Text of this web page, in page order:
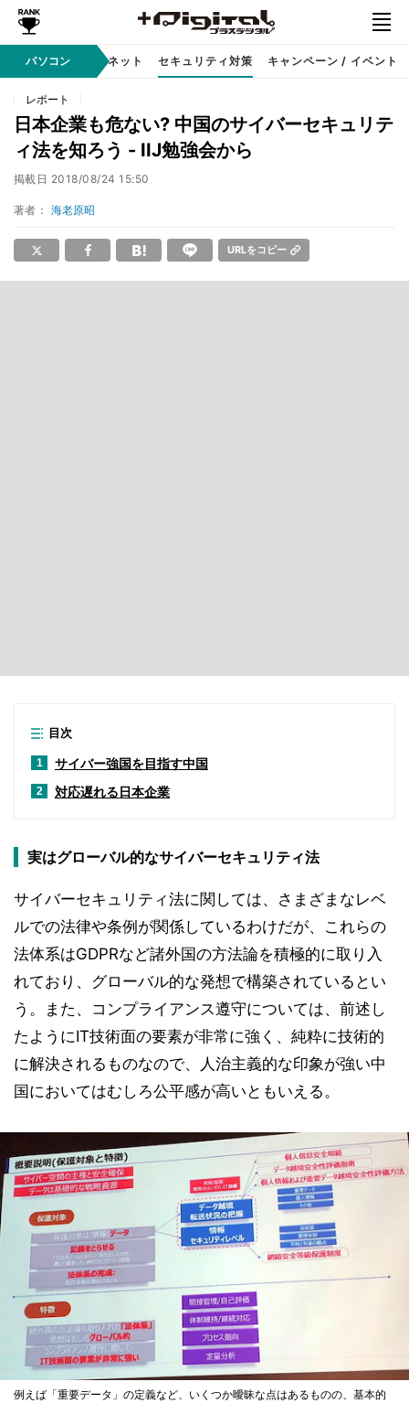
パソコン
ソフト インターネット セキュリティ対策 キャンペーン / イベント
レポート
日本企業も危ない? 中国のサイバーセキュリテ
ィ法を知ろう - IIJ勉強会から
掲載日 2018/08/24 15:50
著者： 海老原昭
URLをコピー
目次
1 サイバー強国を目指す中国
2 対応遅れる日本企業
実はグローバル的なサイバーセキュリティ法
サイバーセキュリティ法に関しては、さまざまなレベ
ルでの法律や条例が関係しているわけだが、これらの
法体系はGDPRなど諸外国の方法論を積極的に取り入
れており、グローバル的な発想で構築されているとい
う。また、コンプライアンス遵守については、前述し
たようにIT技術面の要素が非常に強く、純粋に技術的
に解決されるものなので、人治主義的な印象が強い中
国においてはむしろ公平感が高いともいえる。
例えば「重要データ」の定義など、いくつか曖昧な点はあるものの、基本的